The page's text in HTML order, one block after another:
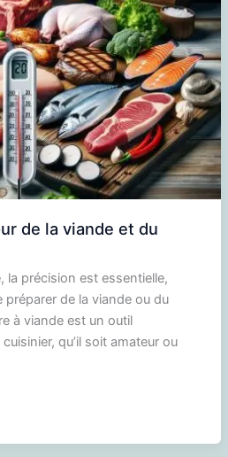
de la viande et du
la précision est essentielle,
préparer de la viande ou du
à viande est un outil
qu’il soit amateur ou